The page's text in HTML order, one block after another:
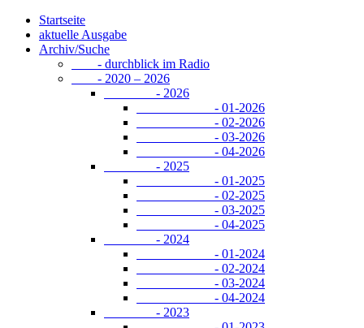
Startseite
aktuelle Ausgabe
Archiv/Suche
- durchblick im Radio
- 2020 – 2026
- 2026
- 01-2026
- 02-2026
- 03-2026
- 04-2026
- 2025
- 01-2025
- 02-2025
- 03-2025
- 04-2025
- 2024
- 01-2024
- 02-2024
- 03-2024
- 04-2024
- 2023